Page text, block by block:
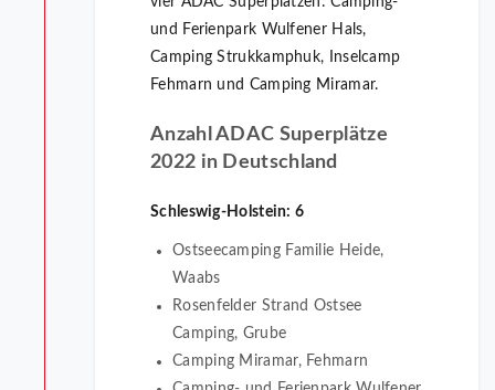
und Ferienpark Wulfener Hals,
Camping Strukkamphuk, Inselcamp
Fehmarn und Camping Miramar.
Anzahl ADAC Superplätze
2022 in Deutschland
Schleswig-Holstein: 6
Ostseecamping Familie Heide,
Waabs
Rosenfelder Strand Ostsee
Camping, Grube
Camping Miramar, Fehmarn